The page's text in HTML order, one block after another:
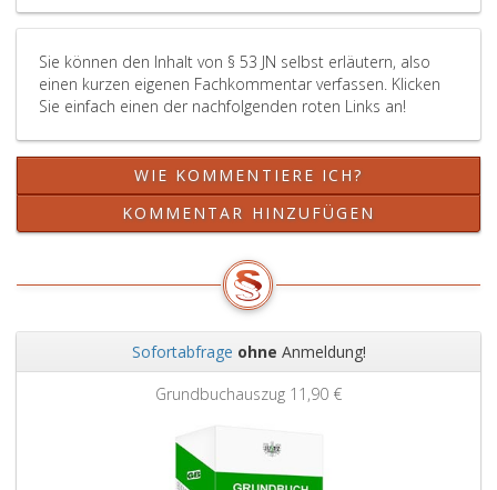
Sie können den Inhalt von § 53 JN selbst erläutern, also
einen kurzen eigenen Fachkommentar verfassen. Klicken
Sie einfach einen der nachfolgenden roten Links an!
WIE KOMMENTIERE ICH?
KOMMENTAR HINZUFÜGEN
Sofortabfrage ohne Anmeldung!
Grundbuchauszug 11,90 €